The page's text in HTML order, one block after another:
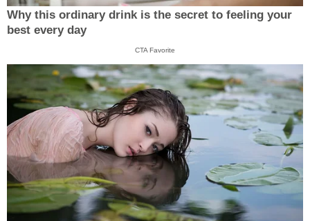
Why this ordinary drink is the secret to feeling your
best every day
CTA Favorite